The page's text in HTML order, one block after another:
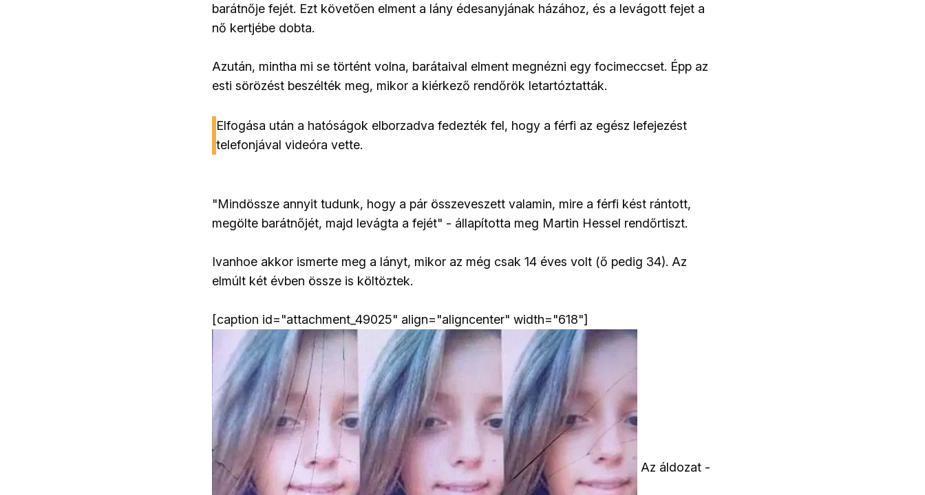
barátnője fejét. Ezt követően elment a lány édesanyjának házához, és a levágott fejet a
nő kertjébe dobta.
Azután, mintha mi se történt volna, barátaival elment megnézni egy focimeccset. Épp az
esti sörözést beszélték meg, mikor a kiérkező rendőrök letartóztatták.
Elfogása után a hatóságok elborzadva fedezték fel, hogy a férfi az egész lefejezést
telefonjával videóra vette.
"Mindössze annyit tudunk, hogy a pár összeveszett valamin, mire a férfi kést rántott,
megölte barátnőjét, majd levágta a fejét" - állapította meg Martin Hessel rendőrtiszt.
Ivanhoe akkor ismerte meg a lányt, mikor az még csak 14 éves volt (ő pedig 34). Az
elmúlt két évben össze is költöztek.
[caption id="attachment_49025" align="aligncenter" width="618"]
Az áldozat -